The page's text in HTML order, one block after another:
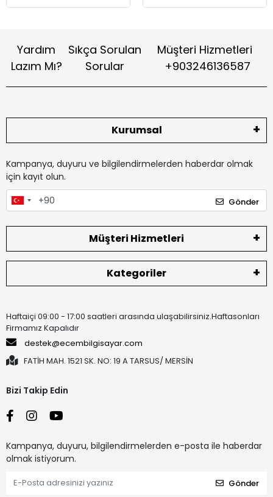
Yardım
Lazım Mı?
Sıkça Sorulan
Sorular
Müşteri Hizmetleri
+903246136587
Kurumsal
Kampanya, duyuru ve bilgilendirmelerden haberdar olmak
için kayıt olun.
Gönder
Müşteri Hizmetleri
Kategoriler
Haftaiçi 09:00 - 17:00 saatleri arasında ulaşabilirsiniz.Haftasonları
Firmamız Kapalıdır
destek@ecembilgisayar.com
FATİH MAH. 1521 SK. NO: 19 A TARSUS/ MERSİN
Bizi Takip Edin
Kampanya, duyuru, bilgilendirmelerden e-posta ile haberdar
olmak istiyorum.
Gönder